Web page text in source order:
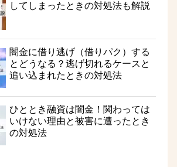
してしまったときの対処法も解説
闇金に借り逃げ（借りパク）する
とどうなる？逃げ切れるケースと
追い込まれたときの対処法
ひととき融資は闇金！関わっては
いけない理由と被害に遭ったとき
の対処法